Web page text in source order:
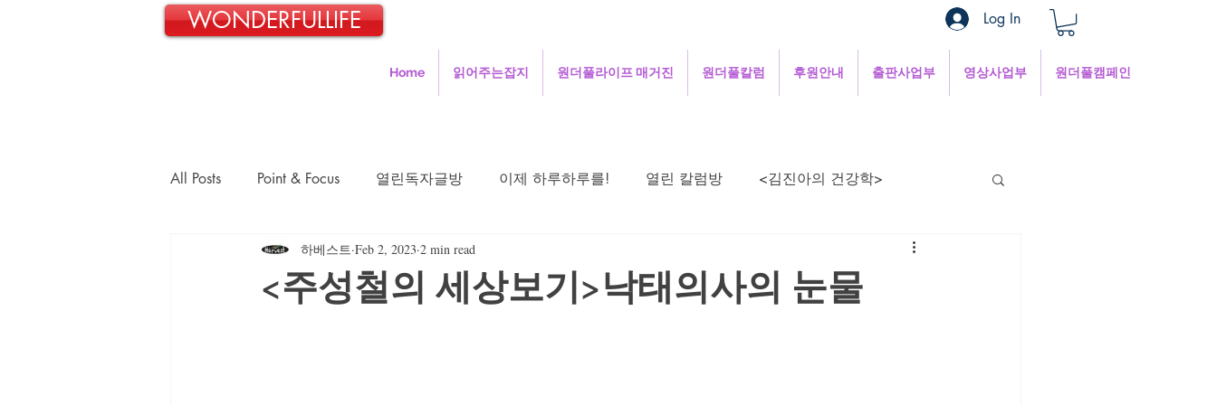
Log In
Home 읽어주는잡지 원더풀라이프 매거진 원더풀칼럼 후원안내 출판사업부 영상사업부 원더풀캠페인
WONDERFULLIFE
All Posts Point & Focus 열린독자글방 이제 하루하루를! 열린 칼럼방 <김진아의 건강학>
일본교포 김민호의 파란신호등 주성철의 세상보기 김용현의 낮은 목소리
<주성철의 세상보기>낙태의사의 눈물
하베스트 Feb 2, 2023 2 min read